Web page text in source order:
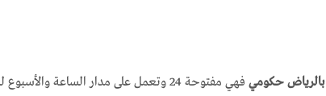
حكومي
فهي مفتوحة 24 وتعمل على مدار الساعة